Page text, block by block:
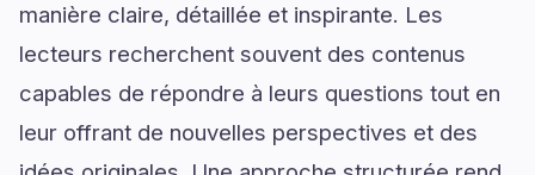
manière claire, détaillée et inspirante. Les
lecteurs recherchent souvent des contenus
capables de répondre à leurs questions tout en
leur offrant de nouvelles perspectives et des